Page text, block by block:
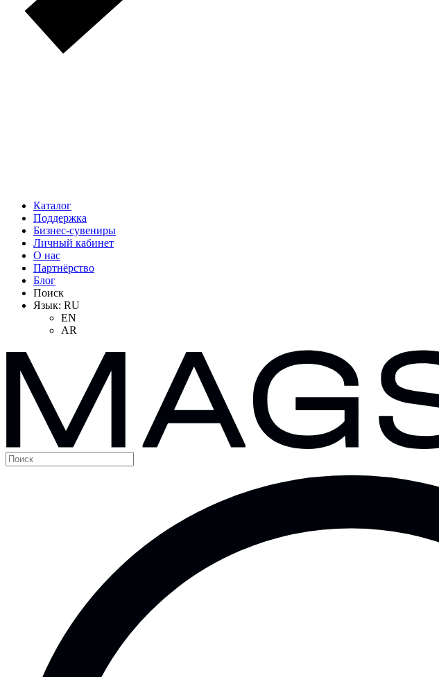
Каталог
Поддержка
Бизнес-сувениры
Личный кабинет
О нас
Партнёрство
Блог
Поиск
Язык: RU
EN
AR